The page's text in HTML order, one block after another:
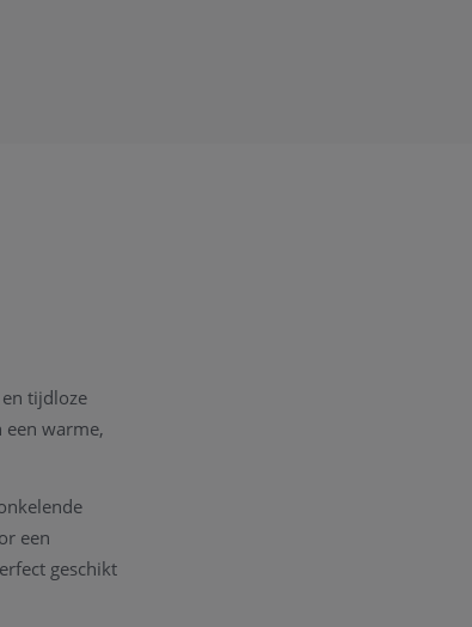
tijdloze
warme,
een
geschikt